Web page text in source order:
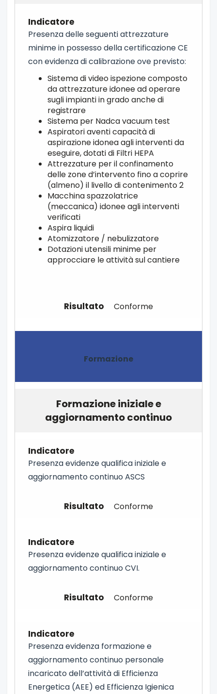
Presenza delle seguenti attrezzature
minime in possesso della certificazione CE
con evidenza di calibrazione ove previsto:
Sistema di video ispezione composto
da attrezzature idonee ad operare
sugli impianti in grado anche di
registrare
Sistema per Nadca vacuum test
Aspiratori aventi capacità di
aspirazione idonea agli interventi da
eseguire, dotati di Filtri HEPA
Attrezzature per il confinamento
delle zone d’intervento fino a coprire
(almeno) il livello di contenimento 2
Macchina spazzolatrice
(meccanica) idonee agli interventi
verificati
Aspira liquidi
Atomizzatore / nebulizzatore
Dotazioni utensili minime per
approcciare le attività sul cantiere
Conforme
Formazione
Formazione iniziale e
aggiornamento continuo
Presenza evidenze qualifica iniziale e
aggiornamento continuo ASCS
Conforme
Presenza evidenze qualifica iniziale e
aggiornamento continuo CVI.
Conforme
Presenza evidenza formazione e
aggiornamento continuo personale
incaricato dell’attività di Efficienza
Energetica (AEE) ed Efficienza Igienica